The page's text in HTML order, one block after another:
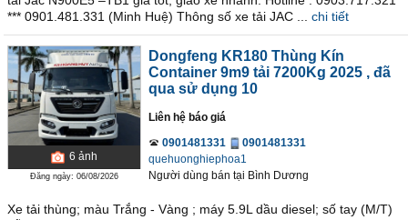
*** 0901.481.331 (Minh Huệ) Thông số xe tải JAC ...
chi tiết
6 ảnh
Đăng ngày: 06/08/2026
Dongfeng KR180 Thùng Kín
Container 9m9 tải 7200Kg 2025 , đã
qua sử dụng 10
Liên hệ báo giá
0901481331
0901481331
quehuonghiephoa1
Người dùng bán tại Bình Dương
Xe tải thùng; màu Trắng - Vàng ; máy 5.9L dầu diesel; số tay (M/T)